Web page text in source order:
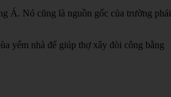
Á. Nó cũng là nguồn gốc của trường phái
yểm nhà để giúp thợ xây đòi công bằng